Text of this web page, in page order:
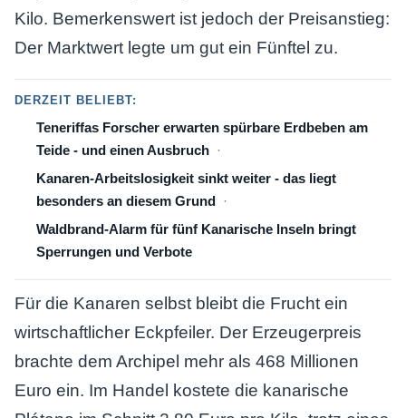
Kilo. Bemerkenswert ist jedoch der Preisanstieg:
Der Marktwert legte um gut ein Fünftel zu.
DERZEIT BELIEBT:
Teneriffas Forscher erwarten spürbare Erdbeben am
Teide - und einen Ausbruch
Kanaren-Arbeitslosigkeit sinkt weiter - das liegt
besonders an diesem Grund
Waldbrand-Alarm für fünf Kanarische Inseln bringt
Sperrungen und Verbote
Für die Kanaren selbst bleibt die Frucht ein
wirtschaftlicher Eckpfeiler. Der Erzeugerpreis
brachte dem Archipel mehr als 468 Millionen
Euro ein. Im Handel kostete die kanarische